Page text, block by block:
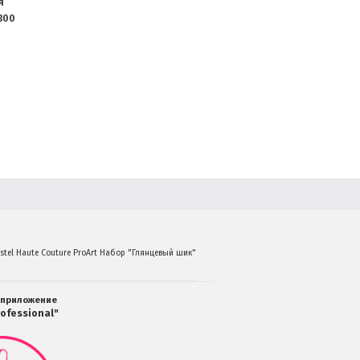
Haute Couture ProArt Набор "Глянцевый шик" 4.55 Гель для волос 200 мл.+1.3 Спрей-
Мобильное
приложение